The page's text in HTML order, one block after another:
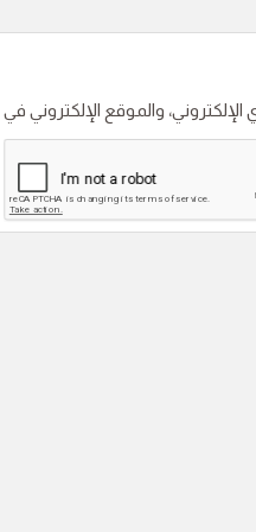
والموقع الإلكتروني